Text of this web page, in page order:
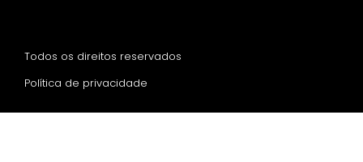
Todos os direitos reservados
Política de privacidade